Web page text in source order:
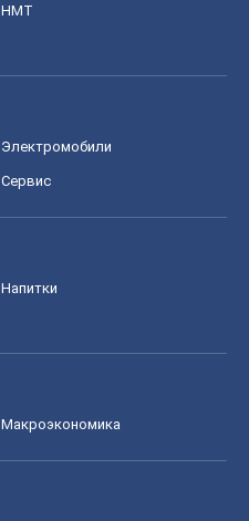
НМТ
Электромобили
Сервис
Напитки
Mакроэкономика